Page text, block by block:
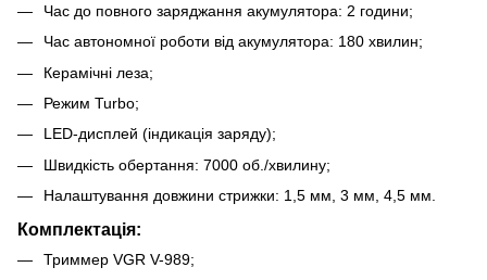
Час до повного заряджання акумулятора: 2 години;
Час автономної роботи від акумулятора: 180 хвилин;
Керамічні леза;
Режим Turbo;
LED-дисплей (індикація заряду);
Швидкість обертання: 7000 об./хвилину;
Налаштування довжини стрижки: 1,5 мм, 3 мм, 4,5 мм.
Комплектація:
Триммер VGR V-989;